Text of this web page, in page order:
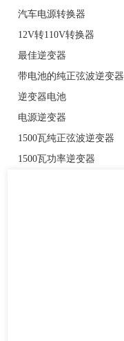
汽车电源转换器
12V转110V转换器
最佳逆变器
带电池的纯正弦波逆变器
逆变器电池
电源逆变器
1500瓦纯正弦波逆变器
1500瓦功率逆变器